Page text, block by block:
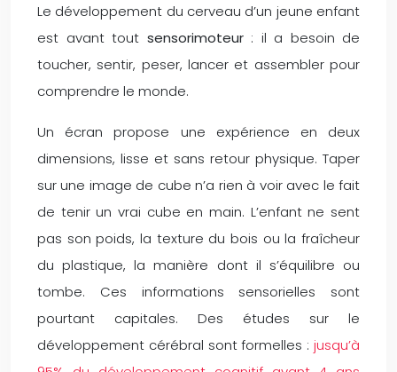
Le développement du cerveau d’un jeune enfant
est avant tout sensorimoteur: il a besoin de
toucher, sentir, peser, lancer et assembler pour
comprendre le monde.
Un écran propose une expérience en deux
dimensions, lisse et sans retour physique. Taper
sur une image de cube n’a rien à voir avec le fait
de tenir un vrai cube en main. L’enfant ne sent
pas son poids, la texture du bois ou la fraîcheur
du plastique, la manière dont il s’équilibre ou
tombe. Ces informations sensorielles sont
pourtant capitales. Des études sur le
développement cérébral sont formelles : jusqu’à